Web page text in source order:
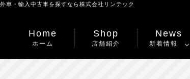
外車・輸入中古車を探すなら株式会社リンテック
Home
ホーム
Shop
店舗紹介
News
新着情報